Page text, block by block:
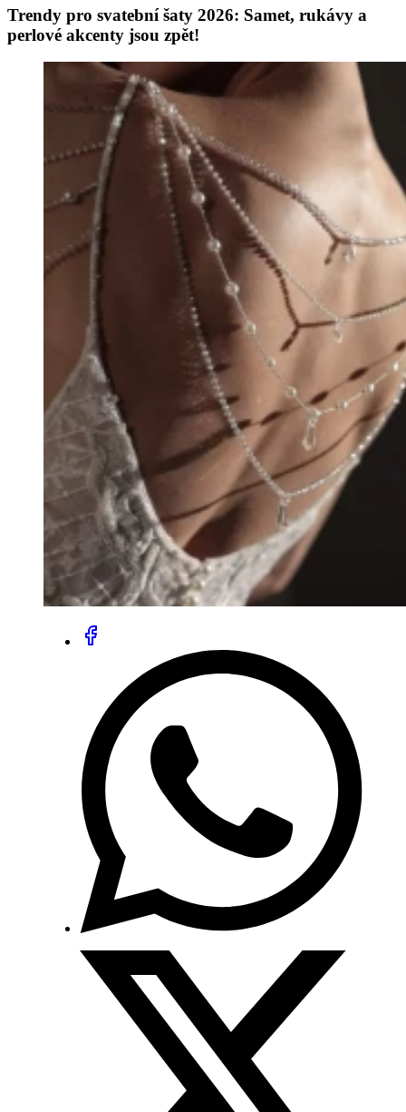
Trendy pro svatební šaty 2026: Samet, rukávy a
perlové akcenty jsou zpět!